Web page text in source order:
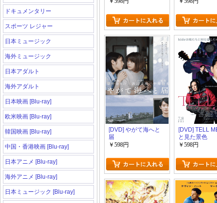
ドキュメンタリー
スポーツ レジャー
日本ミュージック
海外ミュージック
日本アダルト
海外アダルト
日本映画 [Blu-ray]
欧米映画 [Blu-ray]
韓国映画 [Blu-ray]
中国・香港映画 [Blu-ray]
日本アニメ [Blu-ray]
海外アニメ [Blu-ray]
日本ミュージック [Blu-ray]
[DVD] やがて海へと
届
￥598円
[DVD] TELL
と見た景色
￥598円